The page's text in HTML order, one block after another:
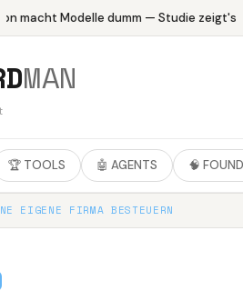
macht Modelle dumm — Studie zeigt's
MAN
🏆 TOOLS 🤖 AGENTS 🧠
EIGENE FIRMA BESTEUERN